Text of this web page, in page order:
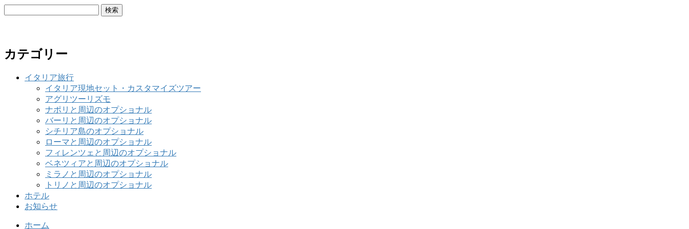
カテゴリー
イタリア旅行
イタリア現地セット・カスタマイズツアー
アグリツーリズモ
ナポリと周辺のオプショナル
バーリと周辺のオプショナル
シチリア島のオプショナル
ローマと周辺のオプショナル
フィレンツェと周辺のオプショナル
ベネツィアと周辺のオプショナル
ミラノと周辺のオプショナル
トリノと周辺のオプショナル
ホテル
お知らせ
ホーム